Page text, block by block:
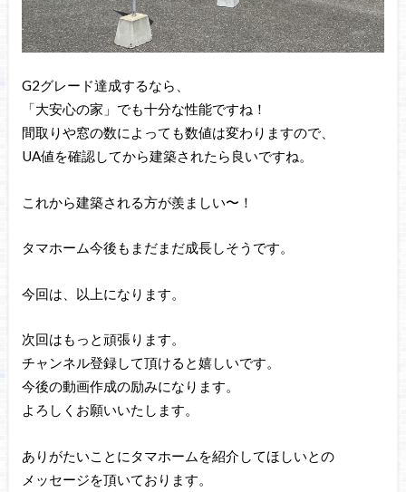
G2グレード達成するなら、
「大安心の家」でも十分な性能ですね！
間取りや窓の数によっても数値は変わりますので、
UA値を確認してから建築されたら良いですね。
これから建築される方が羨ましい〜！
タマホーム今後もまだまだ成長しそうです。
今回は、以上になります。
次回はもっと頑張ります。
チャンネル登録して頂けると嬉しいです。
今後の動画作成の励みになります。
よろしくお願いいたします。
ありがたいことにタマホームを紹介してほしいとの
メッセージを頂いております。